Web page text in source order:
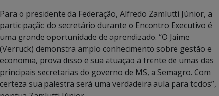
Para o presidente da Federação, Alfredo Zamlutti Júnior, a
participação do secretário durante o Encontro Executivo é
uma grande oportunidade de aprendizado. “O Jaime
(Verruck) demonstra amplo conhecimento sobre gestão e
economia, prova disso é sua atuação à frente de umas das
principais secretarias do governo de MS, a Semagro. Com
certeza sua palestra será uma verdadeira aula para todos”,